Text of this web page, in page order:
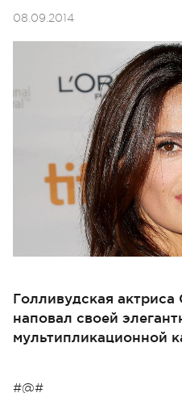
08.09.2014
Голливудская
наповал своей
мультипликационной
#@#